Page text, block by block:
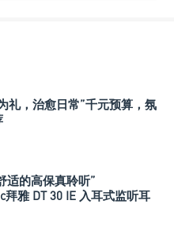
礼，治愈日常”千元预算，氛
适的高保真聆听”
拜雅 DT 30 IE 入耳式监听耳